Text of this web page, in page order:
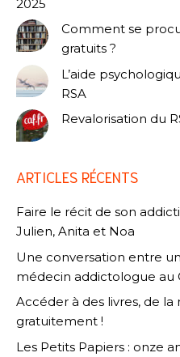
2025
Comment se
gratuits ?
L’aide
RSA
Revalorisation du
ARTICLES RÉCENTS
Faire le récit de son
Julien, Anita et Noa
Une conversation entre
médecin addictologue au
Accéder à des livres, de
gratuitement !
Les Petits Papiers : onze